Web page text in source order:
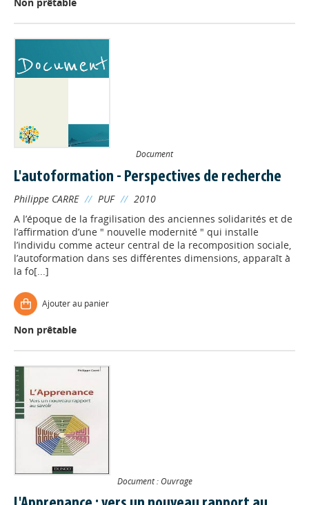
Document
L'autoformation - Perspectives de recherche
Philippe CARRE // PUF // 2010
A l’époque de la fragilisation des anciennes solidarités et de
l’affirmation d’une " nouvelle modernité " qui installe
l’individu comme acteur central de la recomposition sociale,
l’autoformation dans ses différentes dimensions, apparaît à
la fo[...]
Ajouter au panier
Non prêtable
Document : Ouvrage